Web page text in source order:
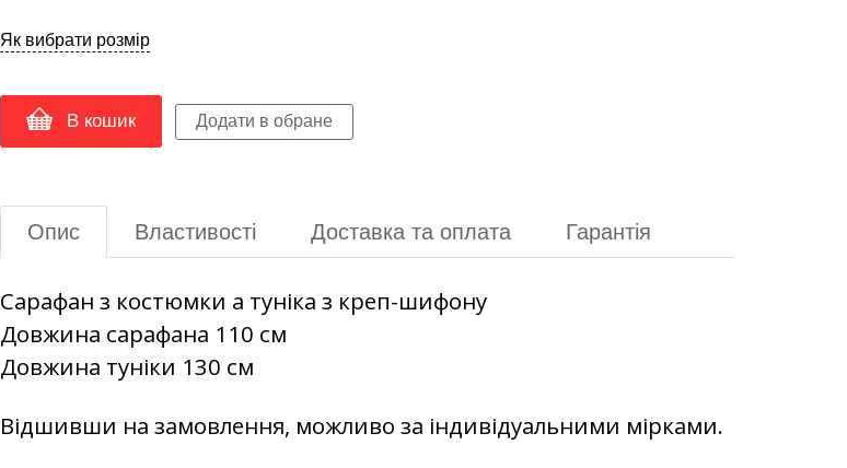
Як вибрати розмір
В кошик
Опис Властивості Доставка та оплата Гарантія
Сарафан з костюмки а туніка з креп-шифону
Довжина сарафана 110 см
Довжина туніки 130 см
Відшивши на замовлення, можливо за індивідуальними мірками.